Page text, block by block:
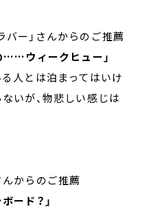
ー」さんからのご推薦
……ウィークヒュー」
る人とは泊まってはいけ
いが、物悲しい感じは
からのご推薦
ード？」